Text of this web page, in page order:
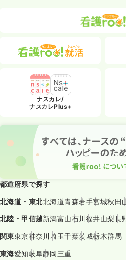
ナスカレ/
ナスカレPlus+
都道府県で探す
北海道・東北北海道青森岩手宮城秋田
北陸・甲信越新潟富山石川福井山梨長
関東東京神奈川埼玉千葉茨城栃木群馬
東海愛知岐阜静岡三重